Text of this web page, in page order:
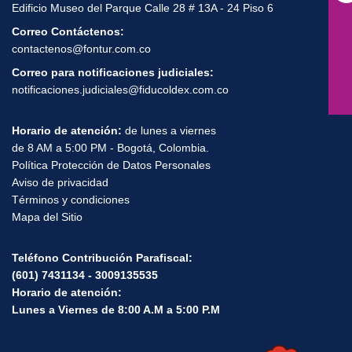
Dirección de correspondencia de FONTUR:
Correo Contáctenos:
Correo para notificaciones judiciales:
Horario de atención:de lunes a viernes
de 8 AM a 5:00 PM - Bogotá, Colombia.
Política Protección de Datos Personales
Aviso de privacidad
Términos y condiciones
Teléfono Contribución Parafiscal:
(601) 7431134 - 3009135535
Horario de atención: